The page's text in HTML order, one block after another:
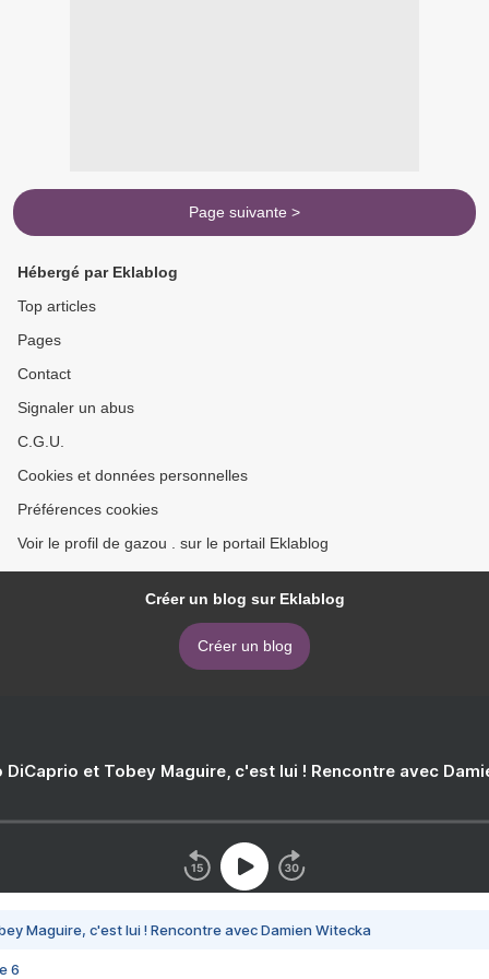
Page suivante >
Hébergé par Eklablog
Top articles
Pages
Contact
Signaler un abus
C.G.U.
Cookies et données personnelles
Préférences cookies
Voir le profil de gazou . sur le portail Eklablog
Créer un blog sur Eklablog
Créer un blog
DiCaprio et Tobey Maguire, c'est lui ! Rencontre avec
Maguire, c'est lui ! Rencontre avec Damien Witecka
6